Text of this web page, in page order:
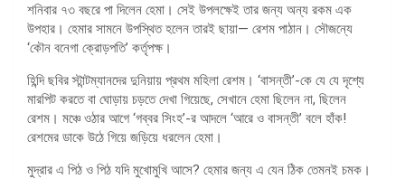
শনিবার ৭৩ বছরে পা দিলেন হেমা। সেই উপলক্ষেই তার জন্য অন্য রকম এক
উপহার। হেমার সামনে উপস্থিত হলেন তারই ছায়া— রেশম পাঠান। সৌজন্যে
‘কৌন বনেগা ক্রোড়পতি’ কর্তৃপক্ষ।
হিন্দি ছবির স্টান্টম্যানদের দুনিয়ায় প্রথম মহিলা রেশম। ‘বাসন্তী’-কে যে যে দৃশ্যে
মারপিট করতে বা ঘোড়ায় চড়তে দেখা গিয়েছে, সেখানে হেমা ছিলেন না, ছিলেন
রেশম। মঞ্চে ওঠার আগে ‘গব্বর সিংহ’-র আদলে ‘আরে ও বাসন্তী’ বলে হাঁক!
রেশমের ডাকে উঠে গিয়ে জড়িয়ে ধরলেন হেমা।
মুদ্রার এ পিঠ ও পিঠ যদি মুখোমুখি আসে? হেমার জন্য এ যেন ঠিক তেমনই চমক।